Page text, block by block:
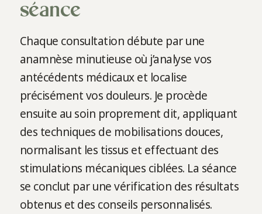
séance
Chaque consultation débute par une
anamnèse minutieuse où j’analyse vos
antécédents médicaux et localise
précisément vos douleurs. Je procède
ensuite au soin proprement dit, appliquant
des techniques de mobilisations douces,
normalisant les tissus et effectuant des
stimulations mécaniques ciblées. La séance
se conclut par une vérification des résultats
obtenus et des conseils personnalisés.